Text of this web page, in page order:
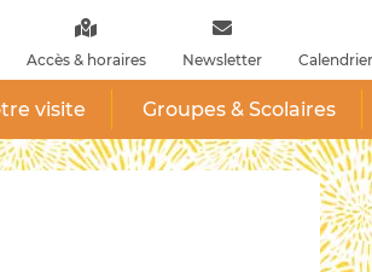
Accès & horaires Newsletter
visite Groupes & Scolaires